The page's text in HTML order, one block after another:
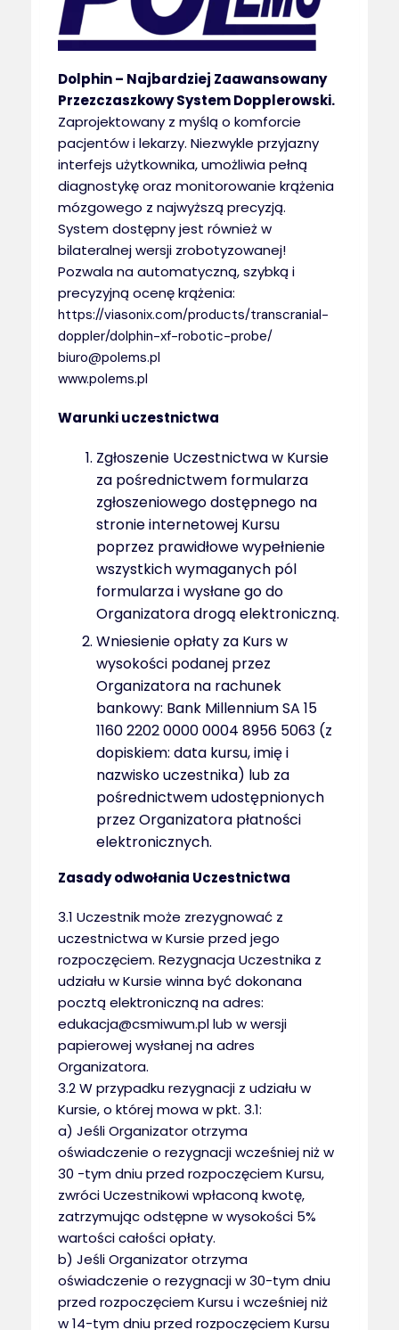
Dolphin – Najbardziej Zaawansowany
Przezczaszkowy System Dopplerowski.
Zaprojektowany z myślą o komforcie
pacjentów i lekarzy. Niezwykle przyjazny
interfejs użytkownika, umożliwia pełną
diagnostykę oraz monitorowanie krążenia
mózgowego z najwyższą precyzją.
System dostępny jest również w
bilateralnej wersji zrobotyzowanej!
Pozwala na automatyczną, szybką i
precyzyjną ocenę krążenia:
https://viasonix.com/products/transcranial-
doppler/dolphin-xf-robotic-probe/
biuro@polems.pl
www.polems.pl
Warunki uczestnictwa
Zgłoszenie Uczestnictwa w Kursie
za pośrednictwem formularza
zgłoszeniowego dostępnego na
stronie internetowej Kursu
poprzez prawidłowe wypełnienie
wszystkich wymaganych pól
formularza i wysłane go do
Organizatora drogą elektroniczną.
Wniesienie opłaty za Kurs w
wysokości podanej przez
Organizatora na rachunek
bankowy: Bank Millennium SA 15
1160 2202 0000 0004 8956 5063 (z
dopiskiem: data kursu, imię i
nazwisko uczestnika) lub za
pośrednictwem udostępnionych
przez Organizatora płatności
elektronicznych.
Zasady odwołania Uczestnictwa
3.1 Uczestnik może zrezygnować z
uczestnictwa w Kursie przed jego
rozpoczęciem. Rezygnacja Uczestnika z
udziału w Kursie winna być dokonana
pocztą elektroniczną na adres:
edukacja@csmiwum.pl lub w wersji
papierowej wysłanej na adres
Organizatora.
3.2 W przypadku rezygnacji z udziału w
Kursie, o której mowa w pkt. 3.1:
a) Jeśli Organizator otrzyma
oświadczenie o rezygnacji wcześniej niż w
30 -tym dniu przed rozpoczęciem Kursu,
zwróci Uczestnikowi wpłaconą kwotę,
zatrzymując odstępne w wysokości 5%
wartości całości opłaty.
b) Jeśli Organizator otrzyma
oświadczenie o rezygnacji w 30-tym dniu
przed rozpoczęciem Kursu i wcześniej niż
w 14-tym dniu przed rozpoczęciem Kursu